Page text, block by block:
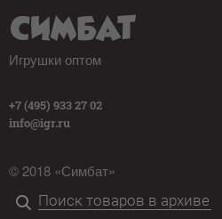
Игрушки оптом
+7 (495) 933 27 02
info@igr.ru
© 2018 «Симбат»